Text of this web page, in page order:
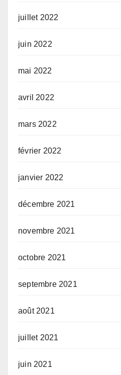
juillet 2022
juin 2022
mai 2022
avril 2022
mars 2022
février 2022
janvier 2022
décembre 2021
novembre 2021
octobre 2021
septembre 2021
août 2021
juillet 2021
juin 2021